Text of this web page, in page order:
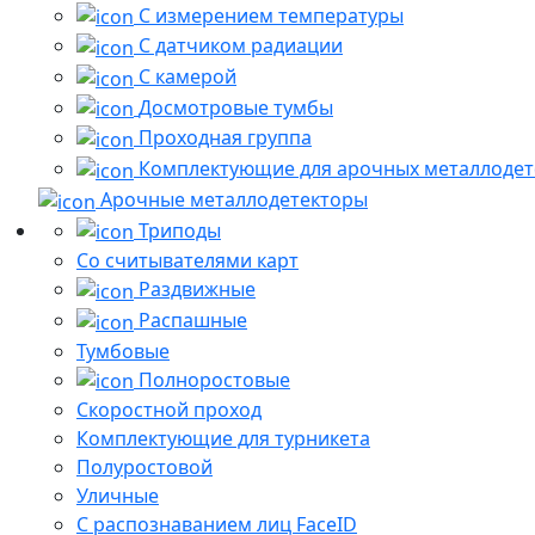
С измерением температуры
С датчиком радиации
С камерой
Досмотровые тумбы
Проходная группа
Комплектующие для арочных
Арочные металлодетекторы
Триподы
Со считывателями карт
Раздвижные
Распашные
Тумбовые
Полноростовые
Скоростной проход
Комплектующие для турникета
Полуростовой
Уличные
С распознаванием лиц FaceID